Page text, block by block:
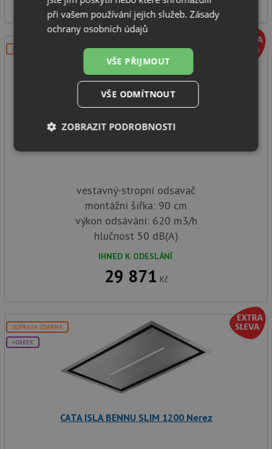
DOPRAVA ZDARMA
vestavný-stropní odsavač
montážní šířka: 90 cm
výkon odsávání: 620 m3/h
hlučnost 50 dB(A)
IHNED K ODESLÁNÍ
29 871 Kč
DOPRAVA ZDARMA
+DÁREK
CATA ISLA BENNU SLIM 1200 Nerez
při vašem používání jejich služeb.Zásady
ochrany osobních údajů
VŠE PŘIJMOUT
VŠE ODMÍTNOUT
ZOBRAZIT PODROBNOSTI
Nezbytně
Výkonové
Soubory
Funkční soubory
Nezařazené
soubory
Funkční soubory
Nezařazené soubory
Nezbytně nutné soubory cookie umožňují základní
funkce webových stránek, jako je přihlášení
uživatele a správa účtu. Webové stránky nelze bez
Název
Poskytovatel/